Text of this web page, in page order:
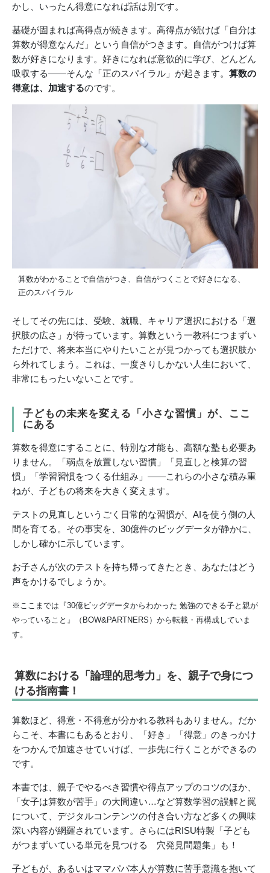
かし、いったん得意になれば話は別です。
基礎が固まれば高得点が続きます。高得点が続けば「自分は
算数が得意なんだ」という自信がつきます。自信がつけば算
数が好きになります。好きになれば意欲的に学び、どんどん
吸収する——そんな「正のスパイラル」が起きます。 算数の
得意は、加速するのです。
算数がわかることで自信がつき、自信がつくことで好きになる、
正のスパイラル
そしてその先には、受験、就職、キャリア選択における「選
択肢の広さ」が待っています。算数という一教科につまずい
ただけで、将来本当にやりたいことが見つかっても選択肢か
ら外れてしまう。これは、一度きりしかない人生において、
非常にもったいないことです。
子どもの未来を変える「小さな習慣」が、ここ
にある
算数を得意にすることに、特別な才能も、高額な塾も必要あ
りません。「弱点を放置しない習慣」「見直しと検算の習
慣」「学習習慣をつくる仕組み」——これらの小さな積み重
ねが、子どもの将来を大きく変えます。
テストの見直しというごく日常的な習慣が、AIを使う側の人
間を育てる。その事実を、30億件のビッグデータが静かに、
しかし確かに示しています。
お子さんが次のテストを持ち帰ってきたとき、あなたはどう
声をかけるでしょうか。
※ここまでは『30億ビッグデータからわかった 勉強のできる子と親が
やっていること』（BOW&PARTNERS）から転載・再構成していま
す。
算数における「論理的思考力」を、親子で身につ
ける指南書！
算数ほど、得意・不得意が分かれる教科もありません。だか
らこそ、本書にもあるとおり、「好き」「得意」のきっかけ
をつかんで加速させていけば、一歩先に行くことができるの
です。
本書では、親子でやるべき習慣や得点アップのコツのほか、
「女子は算数が苦手」の大間違い…など算数学習の誤解と罠
について、デジタルコンテンツの付き合い方など多くの興味
深い内容が網羅されています。さらにはRISU特製「子ども
がつまずいている単元を見つける 穴発見問題集」も！
子どもが、あるいはママパパ本人が算数に苦手意識を抱いて